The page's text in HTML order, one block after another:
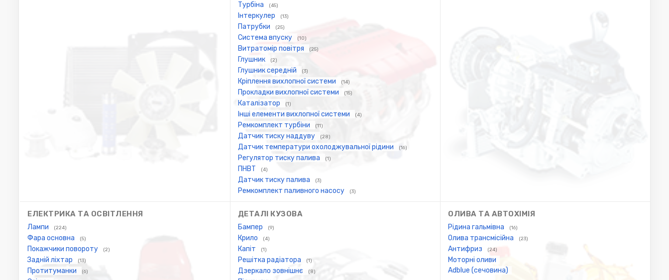
Турбіна (45)
Інтеркулер (13)
Патрубки (25)
Система впуску (10)
Витратомір повітря (25)
Глушник (2)
Глушник середній (3)
Кріплення вихлопної системи (14)
Прокладки вихлопної системи (15)
Каталізатор (1)
Інші елементи вихлопної системи (4)
Ремкомплект турбіни (11)
Датчик тиску наддуву (28)
Датчик температури охолоджувальної рідини (16)
Регулятор тиску палива (1)
ПНВТ (4)
Датчик тиску палива (3)
Ремкомплект паливного насосу (3)
ЕЛЕКТРИКА ТА ОСВІТЛЕННЯ
Лампи (224)
Фара основна (5)
Покажчики повороту (2)
Задній ліхтар (13)
Протитуманки (6)
ДЕТАЛІ КУЗОВА
Бампер (9)
Крило (4)
Капіт (1)
Решітка радіатора (1)
Дзеркало зовнішнє (8)
ОЛИВА ТА АВТОХІМІЯ
Рідина гальмівна (16)
Олива трансмісійна (23)
Антифриз (24)
Моторні оливи
Adblue (сечовина)